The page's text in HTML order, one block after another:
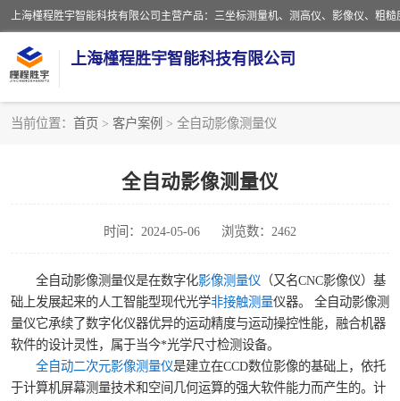
上海槿程胜宇智能科技有限公司
当前位置： 首页 > 客户案例 > 全自动影像测量仪
全自动影像测量仪
时间：2024-05-06 浏览数：2462
全自动影像测量仪是在数字化影像测量仪 （又名CNC影像仪）基
础上发展起来的人工智能型现代光学非接触测量仪器。 全自动影像测
量仪它承续了数字化仪器优异的运动精度与运动操控性能，融合机器
软件的设计灵性，属于当今*光学尺寸检测设备。
全自动二次元影像测量仪是建立在CCD数位影像的基础上，依托
于计算机屏幕测量技术和空间几何运算的强大软件能力而产生的。计
三坐标测量仪
扳手
洛氏硬度计
布洛维硬度计